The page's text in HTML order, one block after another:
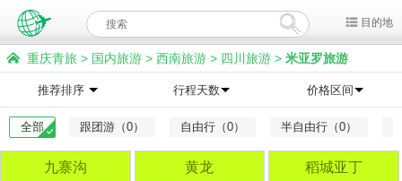
目的地
重庆青旅 > 国内旅游 > 西南旅游 > 四川旅游 > 米亚罗旅游
推荐排序 行程天数 价格区间
全部 跟团游（0） 自由行（0） 半自由行（0）
九寨沟 黄龙 稻城亚丁